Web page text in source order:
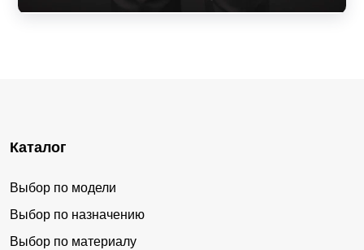
Каталог
Выбор по модели
Выбор по назначению
Выбор по материалу